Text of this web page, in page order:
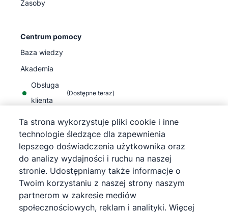
Zasoby
Centrum pomocy
Baza wiedzy
Akademia
Obsługa
klienta
(Dostępne teraz)
© 2026Pipedrive
Pipedrive
Warunki korzystania z usługi
Pipedrive
Informacja o polityce prywatności
Mapa strony
Informacja o plikach cookie
Ta strona wykorzystuje pliki cookie i inne
technologie śledzące dla zapewnienia
lepszego doświadczenia użytkownika oraz
do analizy wydajności i ruchu na naszej
stronie. Udostępniamy także informacje o
Twoim korzystaniu z naszej strony naszym
partnerom w zakresie mediów
społecznościowych, reklam i analityki. Więcej